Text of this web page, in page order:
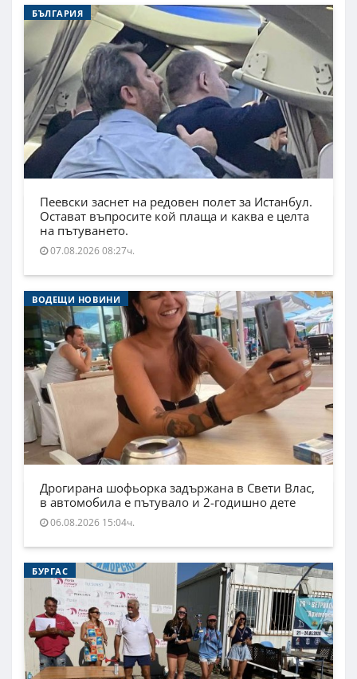
БЪЛГАРИЯ
Пеевски заснет на редовен полет за Истанбул.
Остават въпросите кой плаща и каква е целта
на пътуването.
07.08.2026 08:27ч.
ВОДЕЩИ НОВИНИ
Дрогирана шофьорка задържана в Свети Влас,
в автомобила е пътувало и 2-годишно дете
06.08.2026 15:04ч.
БУРГАС